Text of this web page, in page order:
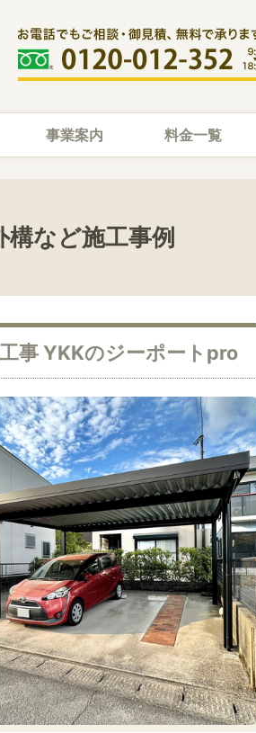
事業案内 料金一覧
構など施工事例
事 YKKのジーポートpro